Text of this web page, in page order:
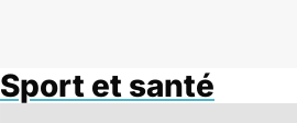
Sport et santé